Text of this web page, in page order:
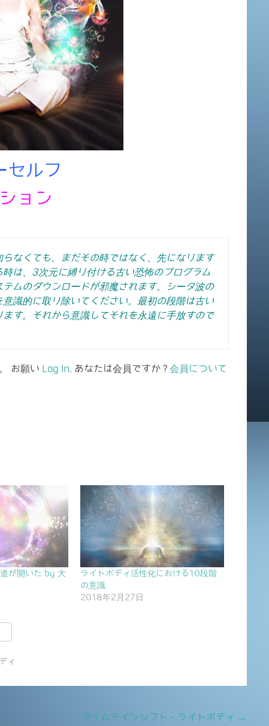
セルフ
ョン
なくても、まだその時ではなく、先になります
は、3次元に縛り付ける古い恐怖のプログラム
ムのダウンロードが邪魔されます。シータ波の
識的に取り除いてください。最初の段階は古い
す。それから意識してそれを永遠に手放すので
お願い Log In . あなたは会員ですか ? 会員について
が開いた by 大
ライトボディ活性化における10段階
の意識
2018年2月27日
ィ
タイムラインシフト・ライトボディ →